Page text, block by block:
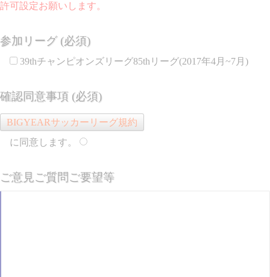
許可設定お願いします。
参加リーグ (必須)
39thチャンピオンズリーグ85thリーグ(2017年4月~7月)
確認同意事項 (必須)
BIGYEARサッカーリーグ規約
に同意します。
ご意見ご質問ご要望等